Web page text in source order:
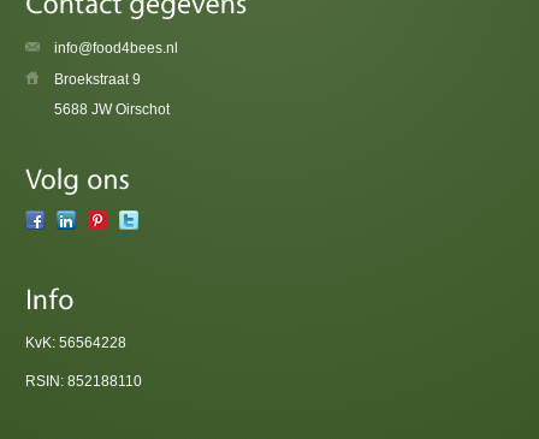
info@food4bees.nl
Broekstraat 9
5688 JW Oirschot
KvK: 56564228
RSIN: 852188110